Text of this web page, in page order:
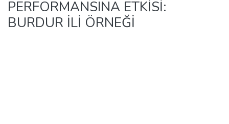
PERFORMANSINA ETKİSİ:
BURDUR İLİ ÖRNEĞİ